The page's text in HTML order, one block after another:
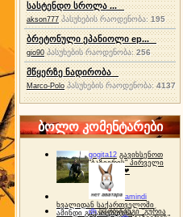
სასტენდო სროლა ...
akson777 პასუხების რაოდენობა:195
ბრეტონული ეპანიოლი ep...
gio90 პასუხების რაოდენობა:256
მწყერზე ნადირობა
Marco-Polo პასუხების რაოდენობა:4137
ბოლო კომენტარები
gogita12 გავიხსენოთ
"ბაზიერის" პირველი
ტურნირი ❤
amindi
ხვალიდან საქართველოში
ამინდი გაუარესდება
dh სპორტინგი "გურია